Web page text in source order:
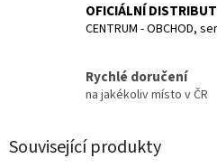
OFICIÁLNÍ
CENTRUM - OBCHOD,
Rychlé doručení
na jakékoliv místo v ČR
Související produkty